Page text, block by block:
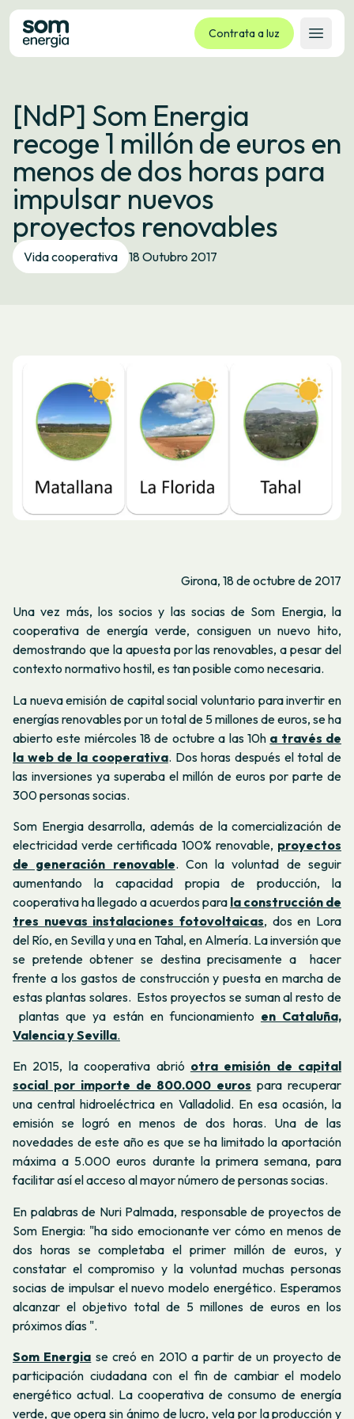
Contrata a luz
Abrir
Tarifas
Servizos
Empresas
La cooperativa
Contacto
Trámites
Oficina virtual
[NdP] Som Energia
recoge 1 millón de euros en
menos de dos horas para
impulsar nuevos
proyectos renovables
Vida cooperativa 18 Outubro 2017
Girona, 18 de octubre de 2017
Una vez más, los socios y las socias de Som Energia, la
cooperativa de energía verde, consiguen un nuevo hito,
demostrando que la apuesta por las renovables, a pesar del
contexto normativo hostil, es tan posible como necesaria.
La nueva emisión de capital social voluntario para invertir en
energías renovables por un total de 5 millones de euros, se ha
abierto este miércoles 18 de octubre a las 10h a través de
la web de la cooperativa. Dos horas después el total de
las inversiones ya superaba el millón de euros por parte de
300 personas socias.
Som Energia desarrolla, además de la comercialización de
electricidad verde certificada 100% renovable, proyectos
de generación renovable. Con la voluntad de seguir
aumentando la capacidad propia de producción, la
cooperativa ha llegado a acuerdos para la construcción de
tres nuevas instalaciones fotovoltaicas, dos en Lora
del Río, en Sevilla y una en Tahal, en Almería. La inversión que
se pretende obtener se destina precisamente a hacer
frente a los gastos de construcción y puesta en marcha de
estas plantas solares. Estos proyectos se suman al resto de
plantas que ya están en funcionamiento en Cataluña,
Valencia y Sevilla.
En 2015, la cooperativa abrió otra emisión de capital
social por importe de 800.000 euros para recuperar
una central hidroeléctrica en Valladolid. En esa ocasión, la
emisión se logró en menos de dos horas. Una de las
novedades de este año es que se ha limitado la aportación
máxima a 5.000 euros durante la primera semana, para
facilitar así el acceso al mayor número de personas socias.
En palabras de Nuri Palmada, responsable de proyectos de
Som Energia: "ha sido emocionante ver cómo en menos de
dos horas se completaba el primer millón de euros, y
constatar el compromiso y la voluntad muchas personas
socias de impulsar el nuevo modelo energético. Esperamos
alcanzar el objetivo total de 5 millones de euros en los
próximos días ".
Som Energia se creó en 2010 a partir de un proyecto de
participación ciudadana con el fin de cambiar el modelo
energético actual. La cooperativa de consumo de energía
verde, que opera sin ánimo de lucro, vela por la producción y